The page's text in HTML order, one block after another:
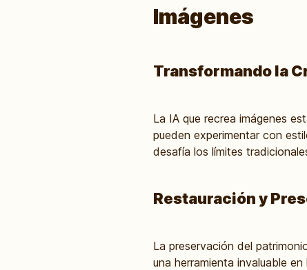
Imágenes
Transformando la
La IA que recrea imágenes
pueden experimentar con
desafía los límites
Restauración y
La preservación del
una herramienta invaluable